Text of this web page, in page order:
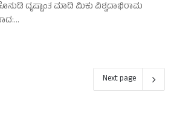
ದೃಷ್ಟಾಂತ ಮಾದಿ ಮಿಕು ವಿಶ್ವದಾಭಿರಾಮ
Next page